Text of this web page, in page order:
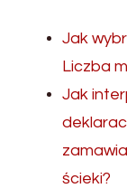
Jak
Liczba
Jak
ścieki?